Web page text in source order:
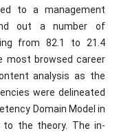
to a management
out a number of
from 82.1 to 21.4
most browsed career
analysis as the
were delineated
Domain Model in
the theory. The in-